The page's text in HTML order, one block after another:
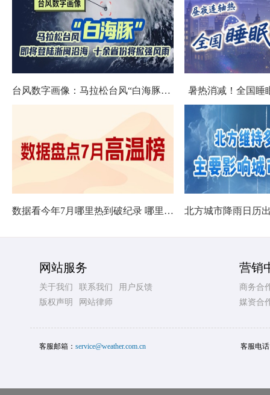
台风数字画像：马拉松台风“白海豚”将影响十余省份 暑热消减！全国睡
数据看今年7月哪里热到破纪录 哪里暑热连轴转
网站服务
关于我们 联系我们
用户反馈
版权声明
网站律师
营销
商务合
媒资合
客服邮箱： service@weather.com.cn 客服电